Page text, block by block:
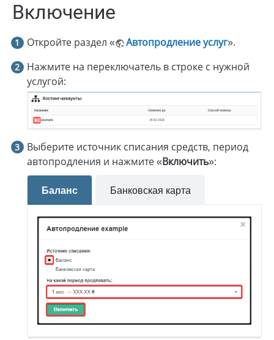
Включение
Откройте раздел « Автопродление услуг».
Нажмите на переключатель в строке с нужной
услугой:
Выберите источник списания средств, период
автопродления и нажмите «Включить»:
Баланс Банковская карта